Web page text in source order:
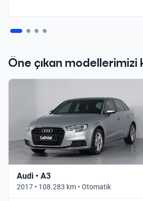
Öne çıkan modellerimizi
Audi • A3
2017 • 108.283 km • Otomatik